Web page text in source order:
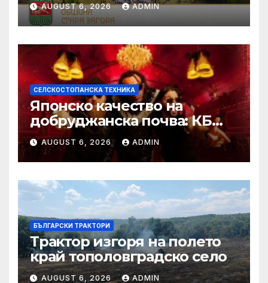
AUGUST 6, 2026 ADMIN
СЕЛСКОСТОПАНСКА ТЕХНИКА
Японско качество на
добруджанска почва: КБ
Агротех представи
флагманите на Kubota на
„Ден на полето“
AUGUST 6, 2026 ADMIN
БЪЛГАРСКИ ТРАКТОРИ
Трактор изгоря на полето
край тополовградско село
AUGUST 6, 2026 ADMIN